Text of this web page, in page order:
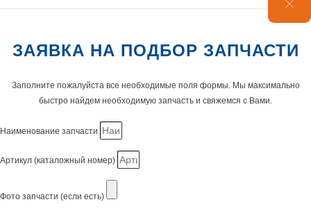
ЗАЯВКА НА ПОДБОР ЗАПЧАСТИ
Заполните пожалуйста все необходимые поля формы. Мы максимально
быстро найдем необходимую запчасть и свяжемся с Вами.
Наименование запчасти
Артикул (каталожный номер)
Фото запчасти (если есть)